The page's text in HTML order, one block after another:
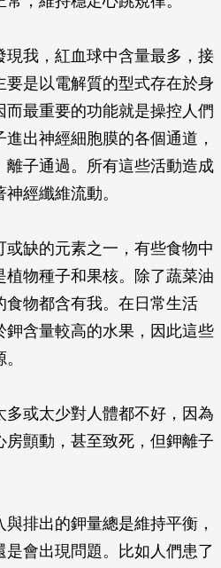
現我，紅血球中含量最多，接
是以電解質的型式存在於身
最重要的功能就是操控人們
出神經細胞膜的各個通道，
離子通過。所有這些活動造成
經纖維流動。
缺的元素之一，有些食物中
物種子和果核。除了蔬菜油
食物都含有我。在日常生活
鉀含量較高的水果，因此這些
或太少對人體都不好，因為
房顫動，甚至致死，但鉀離子
排出的鉀量總是維持平衡，
會出現問題。比如人們患了